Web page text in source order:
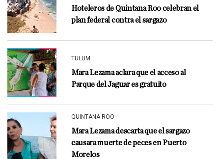
Hoteleros de Quintana Roo celebran el
plan federal contra el sargazo
TULUM
Mara Lezama aclara que el acceso al
Parque del Jaguar es gratuito
QUINTANA ROO
Mara Lezama descarta que el sargazo
causara muerte de peces en Puerto
Morelos